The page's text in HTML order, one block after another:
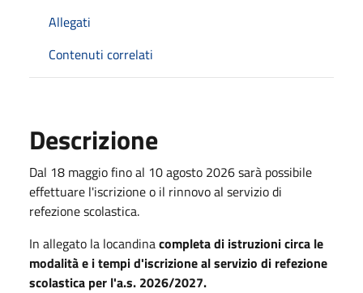
Allegati
Contenuti correlati
Descrizione
Dal 18 maggio fino al 10 agosto 2026 sarà possibile
effettuare l'iscrizione o il rinnovo al servizio di
refezione scolastica.
In allegato la locandinacompleta di istruzionicirca le
modalità e i tempi d'iscrizione al servizio di refezione
scolastica per l'a.s. 2026/2027.